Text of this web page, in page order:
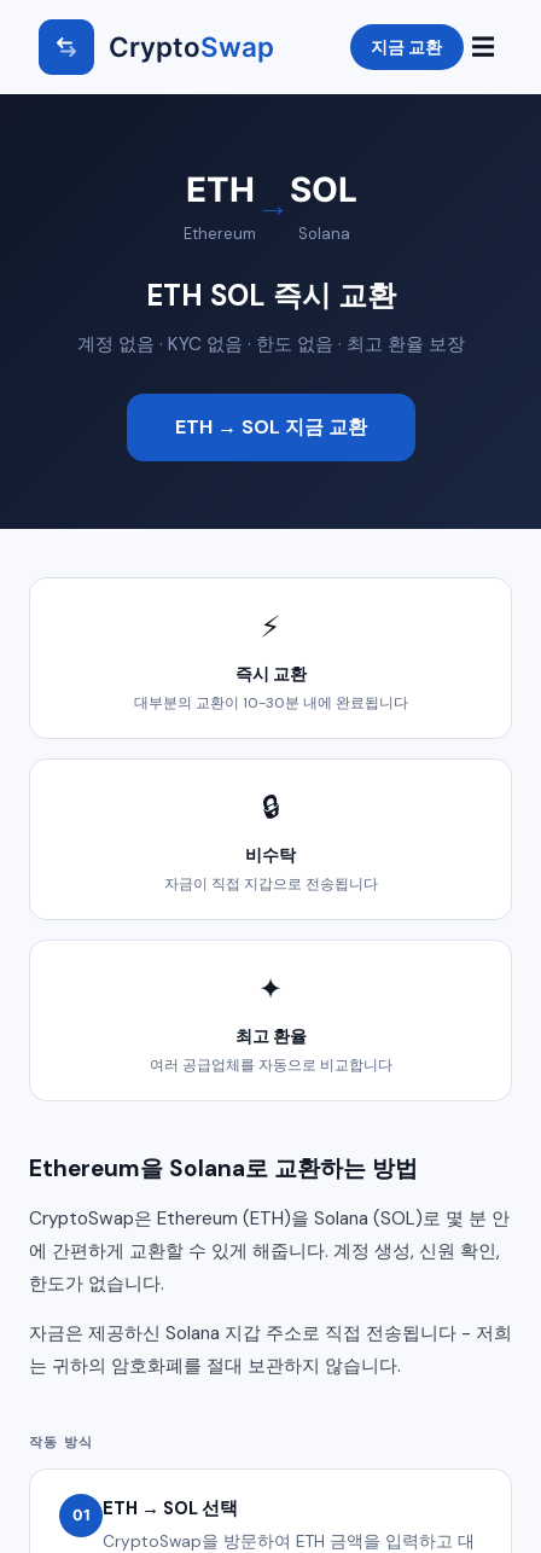
CryptoSwap 지금 교환 ☰
ETH
Ethereum
→SOL
Solana
ETH SOL 즉시 교환
계정 없음 · KYC 없음 · 한도 없음 · 최고 환율 보장
ETH → SOL 지금 교환
⚡
즉시 교환
대부분의 교환이 10-30분 내에 완료됩니다
🔒
비수탁
자금이 직접 지갑으로 전송됩니다
✦
최고 환율
여러 공급업체를 자동으로 비교합니다
Ethereum을 Solana로 교환하는 방법
CryptoSwap은 Ethereum (ETH)을 Solana (SOL)로 몇 분 안
에 간편하게 교환할 수 있게 해줍니다. 계정 생성, 신원 확인,
한도가 없습니다.
자금은 제공하신 Solana 지갑 주소로 직접 전송됩니다 - 저희
는 귀하의 암호화폐를 절대 보관하지 않습니다.
작동 방식
01 ETH → SOL 선택
CryptoSwap을 방문하여 ETH 금액을 입력하고 대